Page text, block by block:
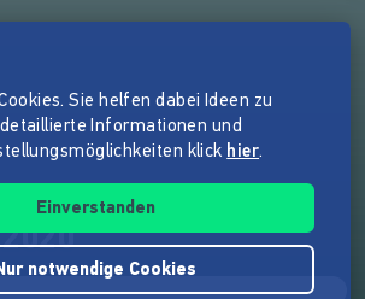
Sie helfen dabei Ideen zu
Informationen und
klick hier.
Einverstanden
notwendige Cookies